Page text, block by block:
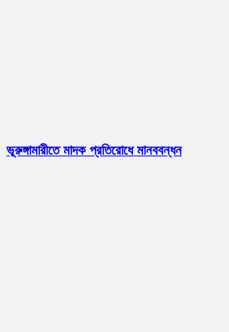
ভূরুঙ্গামারীতে মাদক প্রতিরোধে মানববন্ধন